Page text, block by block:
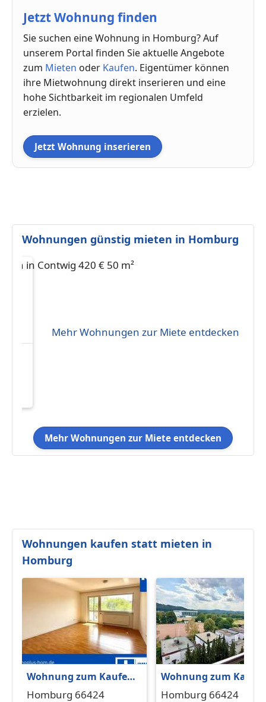
Jetzt Wohnung finden
Sie suchen eine Wohnung in Homburg? Auf
unserem Portal finden Sie aktuelle Angebote
zum Mieten oder Kaufen. Eigentümer können
ihre Mietwohnung direkt inserieren und eine
hohe Sichtbarkeit im regionalen Umfeld
erzielen.
Jetzt Wohnung inserieren
Wohnungen günstig mieten in Homburg
Mehr Wohnungen zur Miete entdecken
Mehr Wohnungen zur Miete entdecken
Wohnungen kaufen statt mieten in
Homburg
Wohnung zum Kaufen
in Homburg 149.000 €
Homburg 66424
Wohnung zum
in Homburg 129.000 €
Homburg 66424